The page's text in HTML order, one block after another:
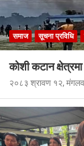
समाज सूचना प्रविधि
कोशी कटान
२०८३ श्रावण १२,